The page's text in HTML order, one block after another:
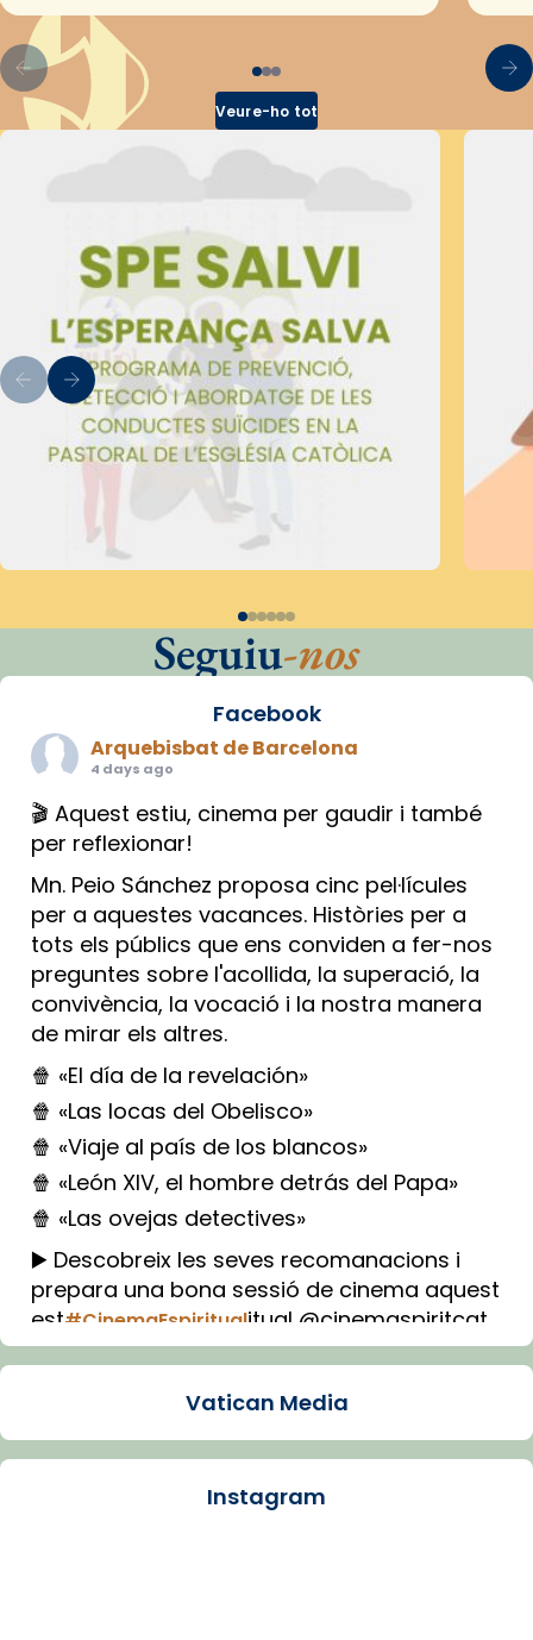
Veure-ho tot
Seguiu-nos
Facebook
Arquebisbat de Barcelona
4 days ago
🎬 Aquest estiu, cinema per gaudir i també
per reflexionar!
Mn. Peio Sánchez proposa cinc pel·lícules
per a aquestes vacances. Històries per a
tots els públics que ens conviden a fer-nos
preguntes sobre l'acollida, la superació, la
convivència, la vocació i la nostra manera
de mirar els altres.
🍿 «El día de la revelación»
🍿 «Las locas del Obelisco»
🍿 «Viaje al país de los blancos»
🍿 «León XIV, el hombre detrás del Papa»
🍿 «Las ovejas detectives»
▶️ Descobreix les seves recomanacions i
prepara una bona sessió de cinema aquest
est#CinemaEspiritualitual @cinemaspiritcat
Imatge: Generada amb IA (OpenAI)
Arquebisbat de Barcelona
Vatican Media
Instagram